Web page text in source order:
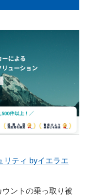
リティ byイエラエ
ントの乗っ取り被